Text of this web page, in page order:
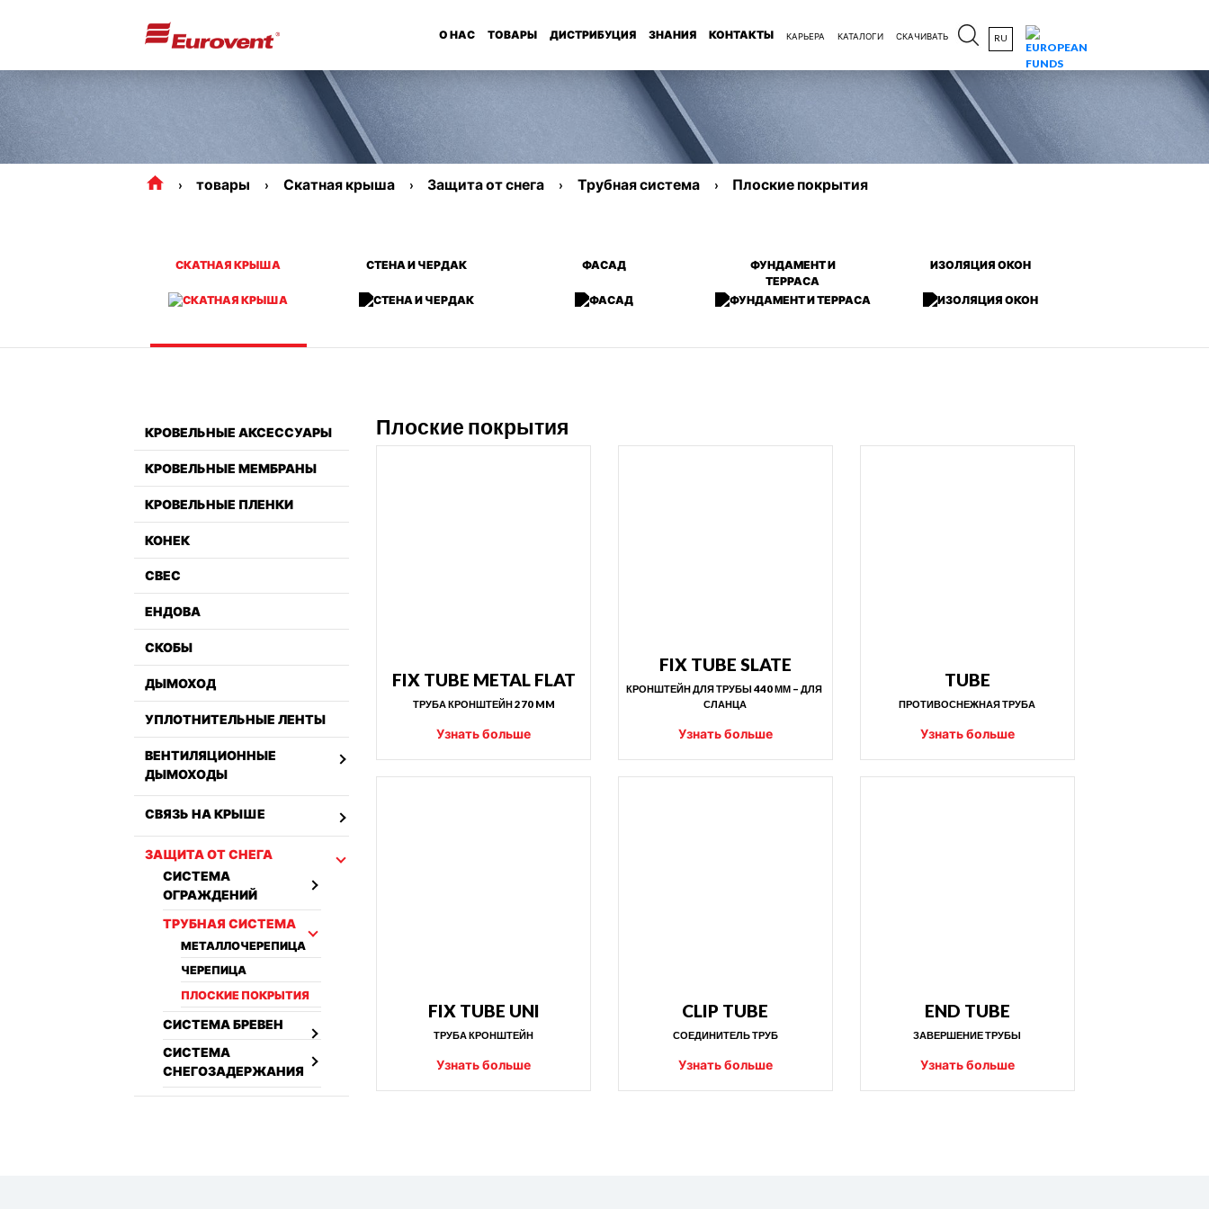
О НАС ТОВАРЫ ДИСТРИБУЦИЯ ЗНАНИЯ КОНТАКТЫ КАРЬЕРА КАТАЛОГИ СКАЧИВАТЬ RU
товары Скатная крыша Защита от снега Трубная система Плоские покрытия
СКАТНАЯ КРЫША СТЕНА И ЧЕРДАК ФАСАД
ФУНДАМЕНТ И
ТЕРРАСА
ИЗОЛЯЦИЯ ОКОН
КРОВЕЛЬНЫЕ АКСЕССУАРЫ
КРОВЕЛЬНЫЕ МЕМБРАНЫ
КРОВЕЛЬНЫЕ ПЛЕНКИ
КОНЕК
СВЕС
ЕНДОВА
СКОБЫ
ДЫМОХОД
УПЛОТНИТЕЛЬНЫЕ ЛЕНТЫ
ВЕНТИЛЯЦИОННЫЕ
ДЫМОХОДЫ
СВЯЗЬ НА КРЫШЕ
ЗАЩИТА ОТ СНЕГА
СИСТЕМА
ОГРАЖДЕНИЙ
ТРУБНАЯ СИСТЕМА
МЕТАЛЛОЧЕРЕПИЦА
ЧЕРЕПИЦА
ПЛОСКИЕ ПОКРЫТИЯ
СИСТЕМА БРЕВЕН
СИСТЕМА
СНЕГОЗАДЕРЖАНИЯ
Плоские покрытия
FIX TUBE METAL FLAT
ТРУБА КРОНШТЕЙН 270 MM
Узнать больше
FIX TUBE SLATE
КРОНШТЕЙН ДЛЯ ТРУБЫ 440 ММ – ДЛЯ
СЛАНЦА
Узнать больше
TUBE
ПРОТИВОСНЕЖНАЯ ТРУБА
Узнать больше
FIX TUBE UNI
ТРУБА КРОНШТЕЙН
Узнать больше
CLIP TUBE
СОЕДИНИТЕЛЬ ТРУБ
Узнать больше
END TUBE
ЗАВЕРШЕНИЕ ТРУБЫ
Узнать больше